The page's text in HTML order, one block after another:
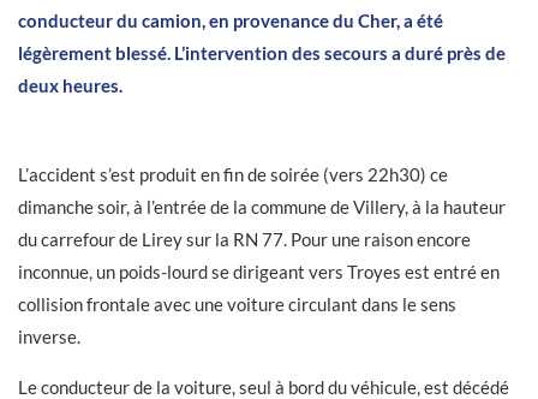
conducteur du camion, en provenance du Cher, a été
légèrement blessé. L’intervention des secours a duré près de
deux heures.
L’accident s’est produit en fin de soirée (vers 22h30) ce
dimanche soir, à l’entrée de la commune de Villery, à la hauteur
du carrefour de Lirey sur la RN 77. Pour une raison encore
inconnue, un poids-lourd se dirigeant vers Troyes est entré en
collision frontale avec une voiture circulant dans le sens
inverse.
Le conducteur de la voiture, seul à bord du véhicule, est décédé